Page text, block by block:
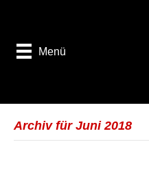
Menü
Archiv für Juni 2018